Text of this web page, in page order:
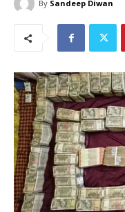
By Sandeep Diwan